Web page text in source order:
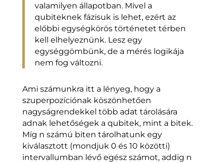
valamilyen állapotban. Mivel a
qubiteknek fázisuk is lehet, ezért az
előbbi egységkörös történetet térben
kell elhelyeznünk. Lesz egy
egységgömbünk, de a mérés logikája
nem fog változni.
Ami számunkra itt a lényeg, hogy a
szuperpozíciónak köszönhetően
nagyságrendekkel több adat tárolására
adnak lehetőségek a qubitek, mint a bitek.
Míg n számú biten tárolhatunk egy
kiválasztott (mondjuk 0 és 10 közötti)
intervallumban lévő egész számot, addig n